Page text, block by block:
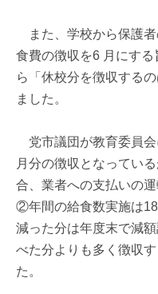
また、学校から保護者
食費の徴収を6 月にす
ら「休校分を徴収する
ました。
党市議団が教育委員
月分の徴収となってい
合、業者への支払いの
②年間の給食数実施は
減った分は年度末で減
べた分よりも多く徴収
た。